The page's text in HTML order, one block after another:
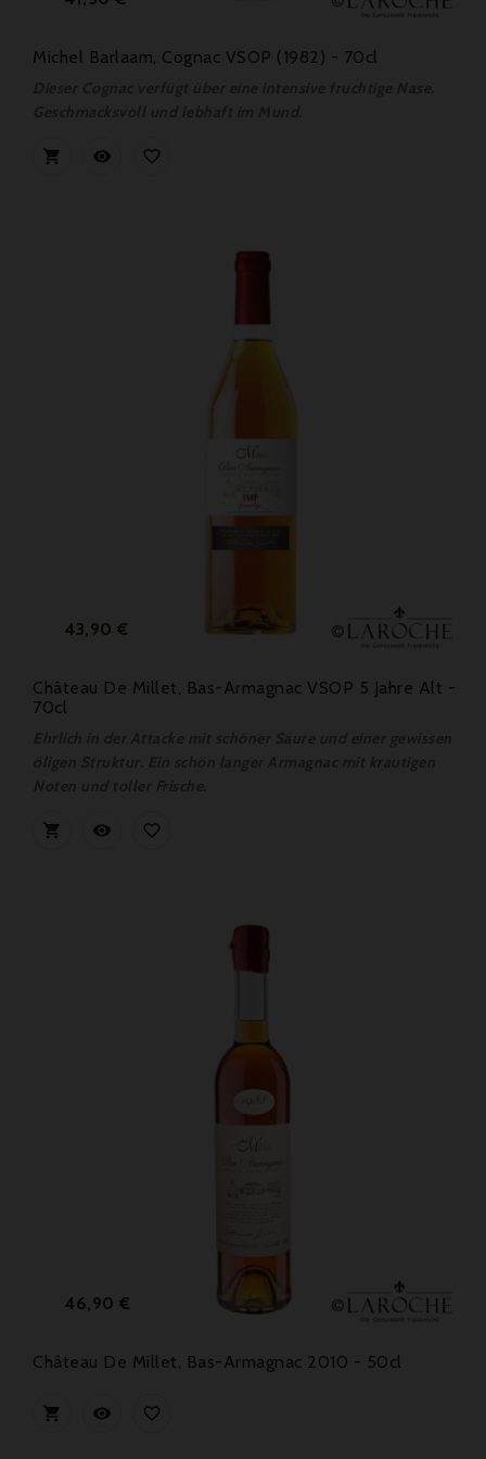
Michel Barlaam, Cognac VSOP (1982) - 70cl
  
Preis
43,90 €
Château De Millet, Bas-Armagnac VSOP 5 Jahre Alt -
70cl
  
Preis
46,90 €
Château De Millet, Bas-Armagnac 2010 - 50cl
  